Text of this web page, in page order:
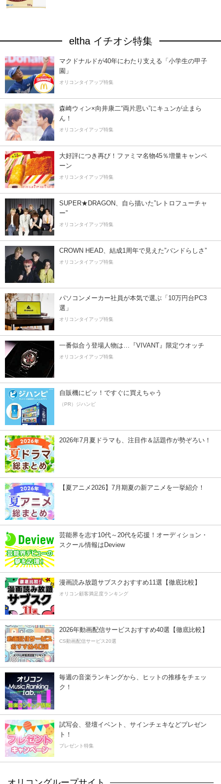
eltha イチオシ特集
マクドナルドが40年にわたり支える「小学生の甲子
園」
オリコンタイアップ特集
森崎ウィン×向井康二“両片思い”にキュンが止まら
ん！
オリコンタイアップ特集
大好評につき再び！ファミマ名物45％増量キャンペ
ーン
オリコンタイアップ特集
SUPER★DRAGON、自ら描いた”レトロフューチャ
ー”
オリコンタイアップ特集
CROWN HEAD、結成1周年で見えた”バンドらしさ”
オリコンタイアップ特集
パソコンメーカー社員が本気で選ぶ「10万円台PC3
選」
オリコンタイアップ特集
一番似合う登場人物は…『VIVANT』限定ウオッチ
オリコンタイアップ特集
自販機にピッ！ですぐに買えちゃう
（PR）ジハンピ
2026年7月夏ドラマも、注目作＆話題作が勢ぞろい！
【夏アニメ2026】7月期夏の新アニメを一挙紹介！
芸能界を志す10代～20代を応援！オーディション・
スクール情報はDeview
漫画読み放題サブスクおすすめ11選【徹底比較】
オリコン顧客満足度ランキング
2026年動画配信サービスおすすめ40選【徹底比較】
CS動画配信サービス20選
毎週の音楽ランキングから、ヒットの推移をチェッ
ク！
試写会、登壇イベント、サインチェキなどプレゼン
ト！
プレゼント特集